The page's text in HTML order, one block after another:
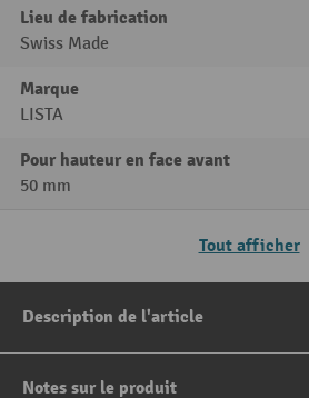
Lieu de fabrication
Swiss Made
Marque
LISTA
Pour hauteur en face avant
50 mm
Tout afficher
Description de l'article
Notes sur le produit